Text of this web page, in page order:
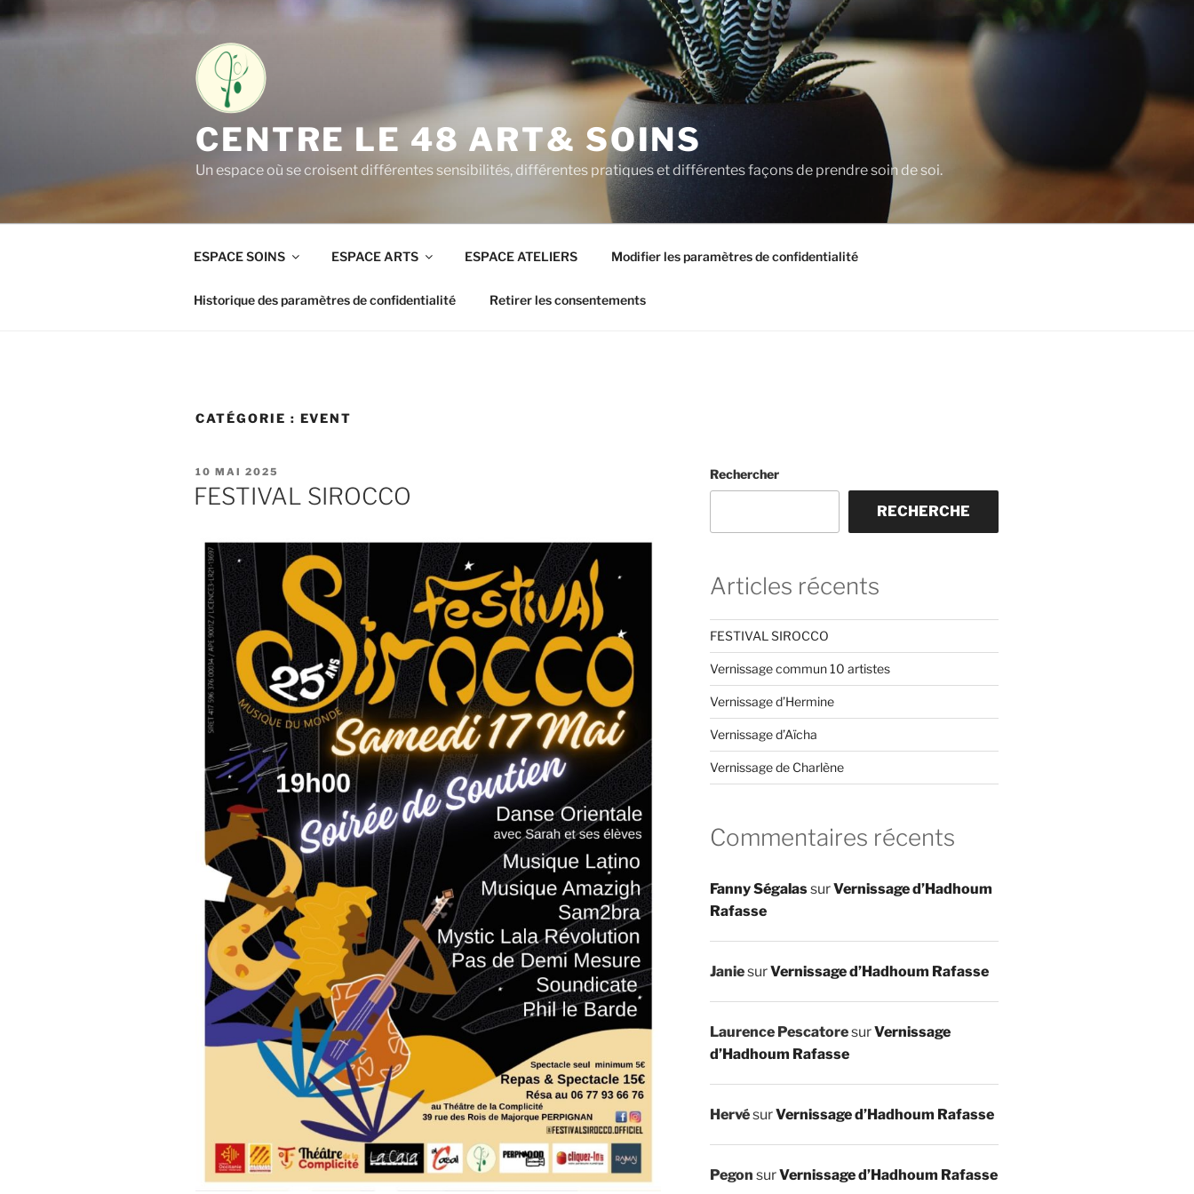
au
CENTRE LE 48 ART& SOINS
Un espace où se croisent différentes sensibilités, différentes pratiques et différentes façons de prendre soin de soi.
ESPACE SOINS ESPACE ARTS ESPACE ATELIERS Modifier les paramètres de confidentialité
Historique des paramètres de confidentialité Retirer les consentements
CATÉGORIE : EVENT
PUBLIÉ
LE
10 MAI 2025
FESTIVAL SIROCCO
Rechercher
RECHERCHE
Articles récents
FESTIVAL SIROCCO
Vernissage commun 10 artistes
Vernissage d’Hermine
Vernissage d’Aïcha
Vernissage de Charlène
Commentaires récents
Fanny SégalassurVernissage d’Hadhoum
Rafasse
JaniesurVernissage d’Hadhoum Rafasse
Laurence PescatoresurVernissage
d’Hadhoum Rafasse
HervésurVernissage d’Hadhoum Rafasse
Pegon surVernissage d’Hadhoum Rafasse